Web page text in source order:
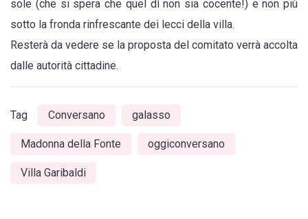
sole (che si spera che quel dì non sia cocente!) e non più
sotto la fronda rinfrescante dei lecci della villa.
Resterà da vedere se la proposta del comitato verrà accolta
dalle autorità cittadine.
Tag Conversano galasso
Madonna della Fonte oggiconversano
Villa Garibaldi